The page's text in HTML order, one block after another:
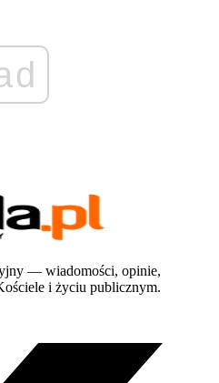
— wiadomości, opinie,
i życiu publicznym.